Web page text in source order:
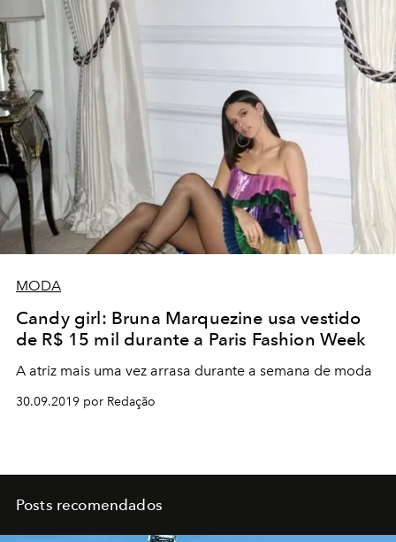
MODA
Candy girl: Bruna Marquezine usa vestido
de R$ 15 mil durante a Paris Fashion Week
A atriz mais uma vez arrasa durante a semana de moda
30.09.2019 por Redação
Posts recomendados